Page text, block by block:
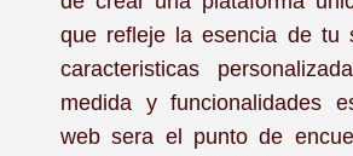
que refleje la esencia de tu
caracteristicas
medida y funcionalidades
web sera el punto de